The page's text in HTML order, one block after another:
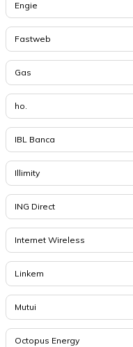
Engie
Fastweb
Gas
ho.
IBL Banca
Illimity
ING Direct
Internet Wireless
Linkem
Mutui
Octopus Energy